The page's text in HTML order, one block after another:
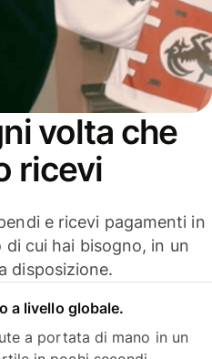
volta che
ricevi
e ricevi pagamenti in
cui hai bisogno, in un
disposizione.
a livello globale.
a portata di mano in un